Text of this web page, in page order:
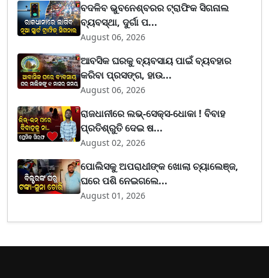
ବଦଳିବ ଭୁବନେଶ୍ବରର ଟ୍ରାଫିକ ସିଗନାଲ
ବ୍ୟବସ୍ଥା, ଦୁର୍ଗା ପ...
August 06, 2026
ଆବସିକ ଘରକୁ ବ୍ୟବସାୟ ପାଇଁ ବ୍ୟବହାର
କରିବା ପ୍ରସଙ୍ଗ, ହାଉ...
August 06, 2026
ରାଜଧାନୀରେ ଲଭ୍-ସେକ୍ସ-ଧୋକା ! ବିବାହ
ପ୍ରତିଶ୍ରୁତି ଦେଇ ଷ...
August 02, 2026
ପୋଲିସକୁ ଅପରାଧୀଙ୍କ ଖୋଲା ଚ୍ୟାଲେଞ୍ଜ,
ଘରେ ପଶି ନେଇଗଲେ...
August 01, 2026